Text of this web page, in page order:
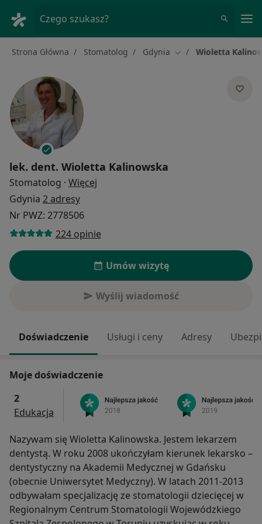
Czego szukasz?
Strona Główna Stomatolog Gdynia Zmień miasto
Wioletta
lek. dent. Wioletta Kalinowska
Stomatolog · Więcej
Gdynia 2 adresy
Nr PWZ: 2778506
224 opinie
Umów wizytę
Wyślij wiadomość
Doświadczenie Usługi i ceny Adresy
Moje doświadczenie
2
Edukacja
Nazywam się Wioletta Kalinowska. Jestem lekarzem
dentystą. W roku 2008 ukończyłam kierunek lekarsko –
dentystyczny na Akademii Medycznej w Gdańsku
(obecnie Uniwersytet Medyczny). W latach 2011-2013
odbywałam specjalizację ze stomatologii dziecięcej w
Regionalnym Centrum Stomatologii Wojewódzkiego